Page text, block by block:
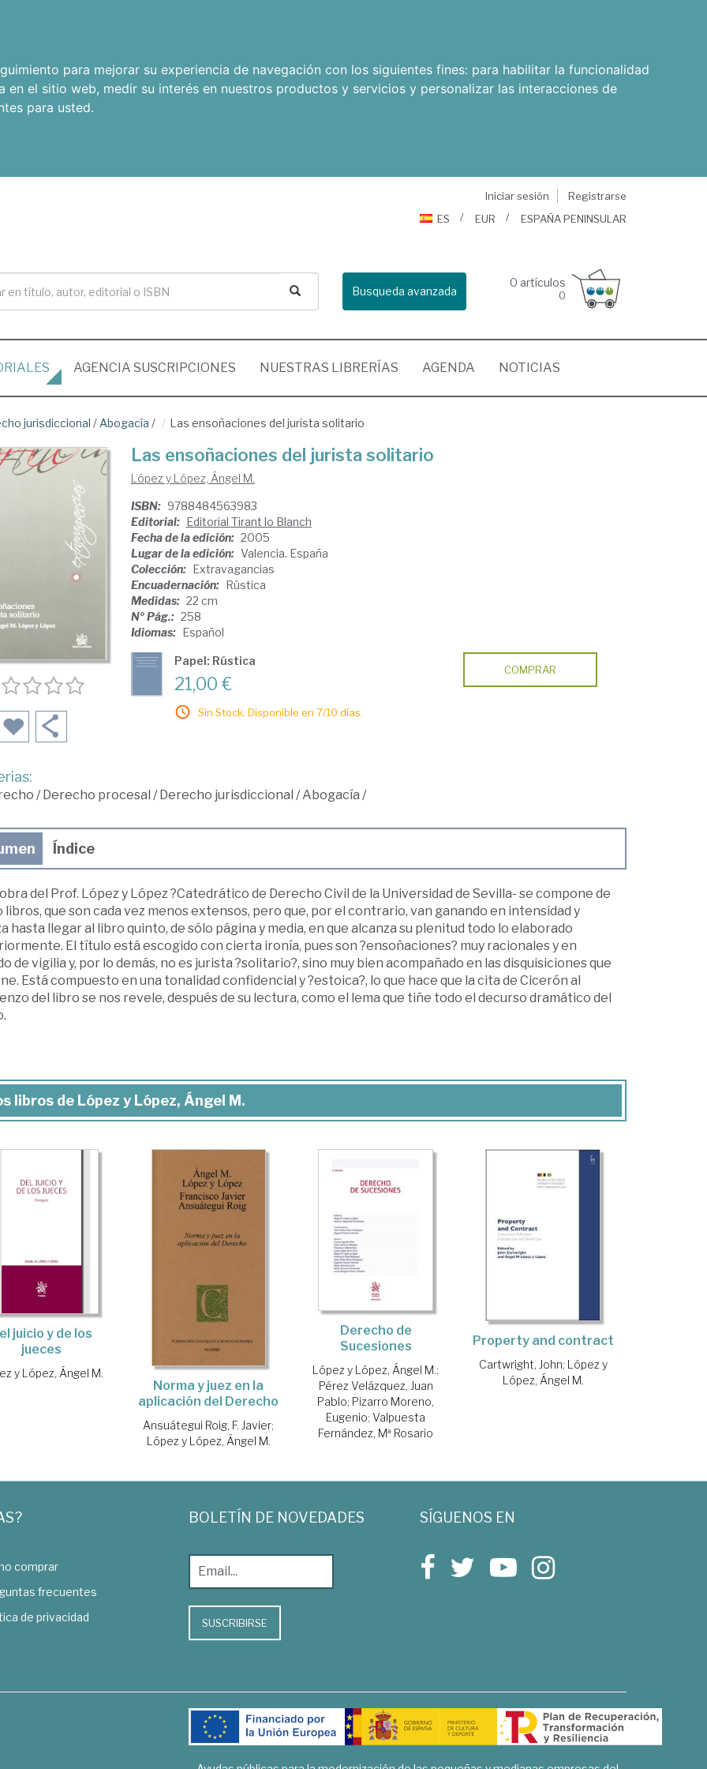
para mejorar su experiencia de navegación con los siguientes fines: para habilitar la funcionalidad
en el sitio web, medir su interés en nuestros productos y servicios y personalizar las interacciones de
para usted.
Iniciar sesión
Registrarse
ES
EUR ESPAÑA PENINSULAR
Busqueda avanzada
0 artículos
0
AGENCIA SUSCRIPCIONES NUESTRAS LIBRERÍAS AGENDA NOTICIAS
jurisdiccional / Abogacía / Las ensoñaciones del jurista solitario
Las ensoñaciones del jurista solitario
López y López, Ángel M.
ISBN: 9788484563983
Editorial: Editorial Tirant lo Blanch
Fecha de la edición: 2005
Lugar de la edición: Valencia. España
Colección: Extravagancias
Encuadernación: Rústica
Medidas: 22 cm
Nº Pág.: 258
Idiomas: Español
Papel: Rústica
21,00 €
Sin Stock. Disponible en 7/10 días.
COMPRAR
/ Derecho procesal / Derecho jurisdiccional /Abogacía /
Índice
del Prof. López y López ?Catedrático de Derecho Civil de la Universidad de Sevilla- se compone de
libros, que son cada vez menos extensos, pero que, por el contrario, van ganando en intensidad y
hasta llegar al libro quinto, de sólo página y media, en que alcanza su plenitud todo lo elaborado
El título está escogido con cierta ironía, pues son ?ensoñaciones? muy racionales y en
de vigilia y, por lo demás, no es jurista ?solitario?, sino muy bien acompañado en las disquisiciones que
Está compuesto en una tonalidad confidencial y ?estoica?, lo que hace que la cita de Cicerón al
del libro se nos revele, después de su lectura, como el lema que tiñe todo el decurso dramático del
libros de López y López, Ángel M.
juicio y de los
jueces
y López, Ángel M.
Norma y juez en la
aplicación del Derecho
Ansuátegui Roig, F. Javier;
López y López, Ángel M.
Derecho de
Sucesiones
López y López, Ángel M.;
Pérez Velázquez, Juan
Pablo; Pizarro Moreno,
Eugenio;Valpuesta
Fernández, Mª Rosario
Property and contract
Cartwright, John; López y
López, Ángel M.
comprar
frecuentes
de privacidad
BOLETÍN DE NOVEDADES
SUSCRIBIRSE
SÍGUENOS EN